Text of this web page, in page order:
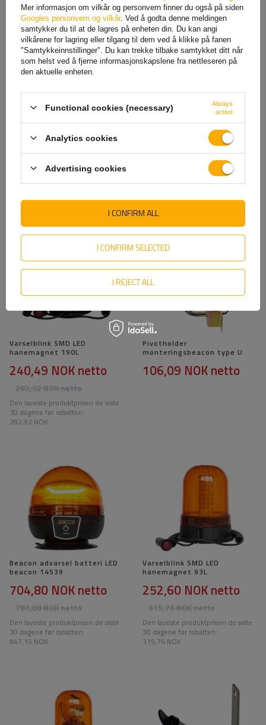
Pivotholder
monteringsbeacon type U
106,09 NOKnetto
LED-varsellys, frukthage LED
401
457,23 NOKnetto
Den laveste produktprisen de siste
30 dagene før rabatten:
457,23 NOK
Varselblink SMD LED
hanemagnet 190L
282,92 NOKnetto
240,49 NOKnetto
Den laveste produktprisen de siste
30 dagene før rabatten:
282,92 NOK
Pivotholder
monteringsbeacon type U
106,09 NOKnetto
Beacon advarsel batteri LED
beacon 14539
783,08 NOKnetto
704,80 NOKnetto
Den laveste produktprisen de siste
30 dagene før rabatten:
847,15 NOK
Varselblink SMD LED
hanemagnet 93L
315,76 NOKnetto
252,60 NOKnetto
Den laveste produktprisen de siste
30 dagene før rabatten:
315,76 NOK
Mer informasjon om vilkår og personvern finner du også på siden
Googles personvern og vilkår. Ved å godta denne meldingen
samtykker du til at de lagres på enheten din. Du kan angi
vilkårene for lagring eller tilgang til dem ved å klikke på fanen
"Samtykkeinnstillinger". Du kan trekke tilbake samtykket ditt når
som helst ved å fjerne informasjonskapslene fra nettleseren på
den aktuelle enheten.
Functional cookies (necessary)
Always
active
Analytics cookies
Advertising cookies
I CONFIRM SELECTED
I REJECT ALL
I CONFIRM ALL